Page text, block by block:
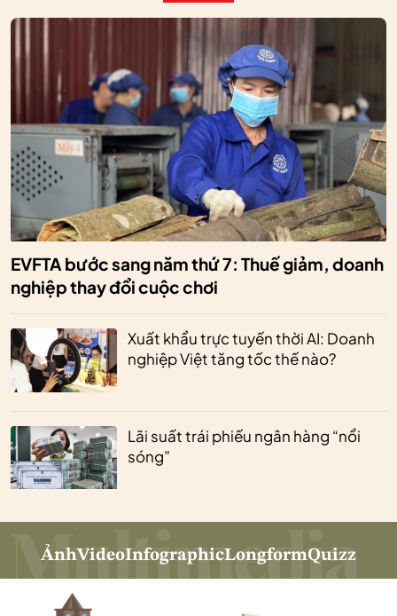
EVFTA bước sang năm thứ 7: Thuế giảm, doanh
nghiệp thay đổi cuộc chơi
Xuất khẩu trực tuyến thời AI: Doanh
nghiệp Việt tăng tốc thế nào?
Lãi suất trái phiếu ngân hàng “nổi
sóng”
ẢnhVideoInfographicLongformQuizz